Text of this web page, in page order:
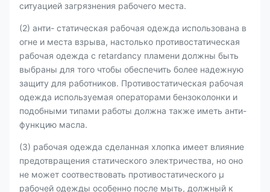
ситуацией загрязнения рабочего места.
(2) анти- статическая рабочая одежда использована в
огне и места взрыва, настолько противостатическая
рабочая одежда с retardancy пламени должны быть
выбраны для того чтобы обеспечить более надежную
защиту для работников. Противостатическая рабочая
одежда используемая операторами бензоколонки и
подобными типами работы должна также иметь анти-
функцию масла.
(3) рабочая одежда сделанная хлопка имеет влияние
предотвращения статического электричества, но оно
не может соотвествовать противостатического μ
рабочей одежды особенно после мыть, должный к